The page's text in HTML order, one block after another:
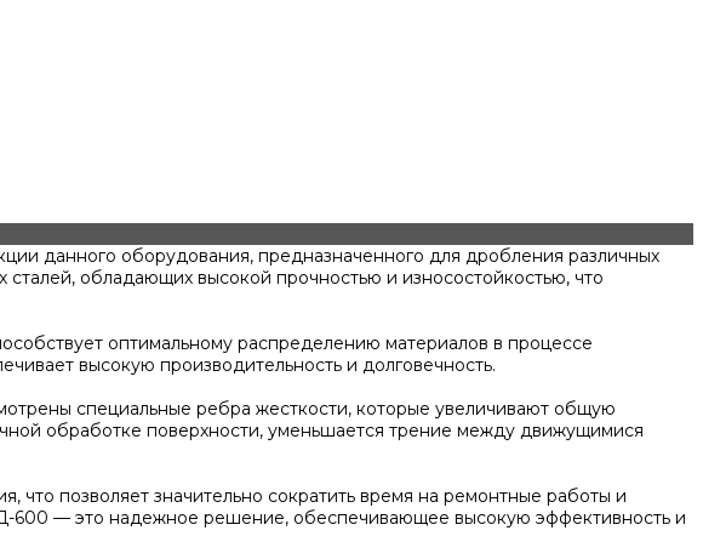
данного оборудования, предназначенного для дробления различных
сталей, обладающих высокой прочностью и износостойкостью, что
оптимальному распределению материалов в процессе
высокую производительность и долговечность.
специальные ребра жесткости, которые увеличивают общую
обработке поверхности, уменьшается трение между движущимися
что позволяет значительно сократить время на ремонтные работы и
600 — это надежное решение, обеспечивающее высокую эффективность и